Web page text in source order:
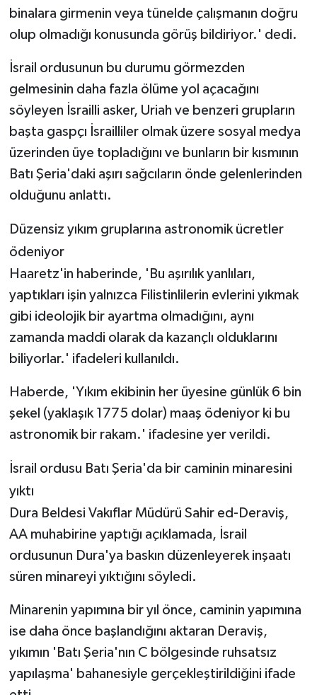
binalara girmenin veya tünelde çalışmanın doğru
olup olmadığı konusunda görüş bildiriyor.' dedi.
İsrail ordusunun bu durumu görmezden
gelmesinin daha fazla ölüme yol açacağını
söyleyen İsrailli asker, Uriah ve benzeri grupların
başta gaspçı İsrailliler olmak üzere sosyal medya
üzerinden üye topladığını ve bunların bir kısmının
Batı Şeria'daki aşırı sağcıların önde gelenlerinden
olduğunu anlattı.
Düzensiz yıkım gruplarına astronomik ücretler
ödeniyor
Haaretz'in haberinde, 'Bu aşırılık yanlıları,
yaptıkları işin yalnızca Filistinlilerin evlerini yıkmak
gibi ideolojik bir ayartma olmadığını, aynı
zamanda maddi olarak da kazançlı olduklarını
biliyorlar.' ifadeleri kullanıldı.
Haberde, 'Yıkım ekibinin her üyesine günlük 6 bin
şekel (yaklaşık 1775 dolar) maaş ödeniyor ki bu
astronomik bir rakam.' ifadesine yer verildi.
İsrail ordusu Batı Şeria'da bir caminin minaresini
yıktı
Dura Beldesi Vakıflar Müdürü Sahir ed-Deraviş,
AA muhabirine yaptığı açıklamada, İsrail
ordusunun Dura'ya baskın düzenleyerek inşaatı
süren minareyi yıktığını söyledi.
Minarenin yapımına bir yıl önce, caminin yapımına
ise daha önce başlandığını aktaran Deraviş,
yıkımın 'Batı Şeria'nın C bölgesinde ruhsatsız
yapılaşma' bahanesiyle gerçekleştirildiğini ifade